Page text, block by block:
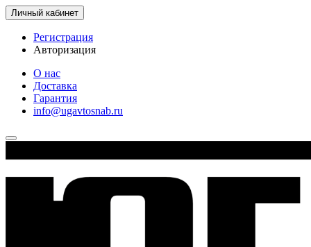
Личный кабинет
Регистрация
Авторизация
О нас
Доставка
Гарантия
info@ugavtosnab.ru